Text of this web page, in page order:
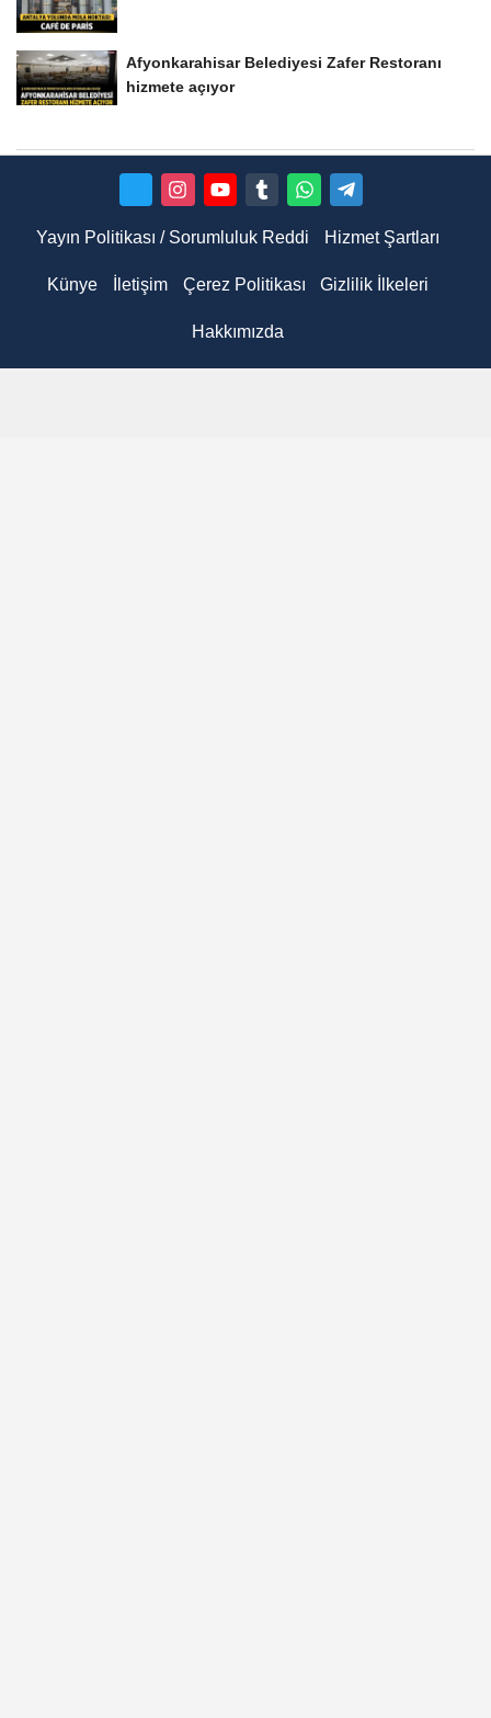
Afyonkarahisar Belediyesi Zafer Restoranı
hizmete açıyor
Yayın Politikası / Sorumluluk Reddi Hizmet Şartları
Künye İletişim Çerez Politikası Gizlilik İlkeleri
Hakkımızda